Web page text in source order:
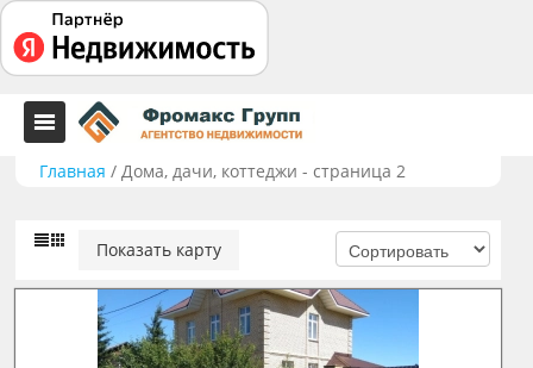
Главная /Дома, дачи, коттеджи - страница 2
Показать карту